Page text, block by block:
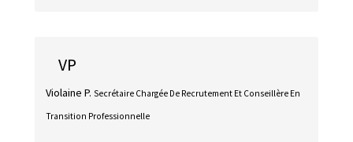
VP
Violaine P. Secrétaire Chargée De Recrutement Et Conseillère En
Transition Professionnelle